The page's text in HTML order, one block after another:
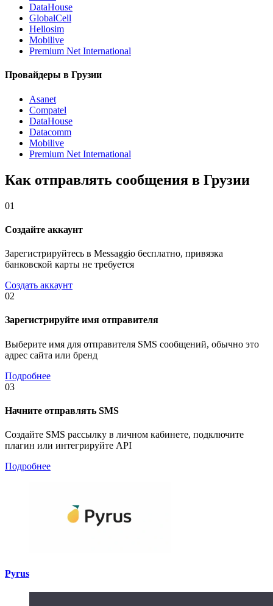
DataHouse
GlobalCell
Hellosim
Mobilive
Premium Net International
Провайдеры в Грузии
Asanet
Compatel
DataHouse
Datacomm
Mobilive
Premium Net International
Как отправлять сообщения в Грузии
01
Создайте аккаунт
Зарегистрируйтесь в Messaggio бесплатно, привязка
банковской карты не требуется
Создать аккаунт
02
Зарегистрируйте имя отправителя
Выберите имя для отправителя SMS сообщений, обычно это
адрес сайта или бренд
Подробнее
03
Начните отправлять SMS
Создайте SMS рассылку в личном кабинете, подключите
плагин или интегрируйте API
Подробнее
Pyrus